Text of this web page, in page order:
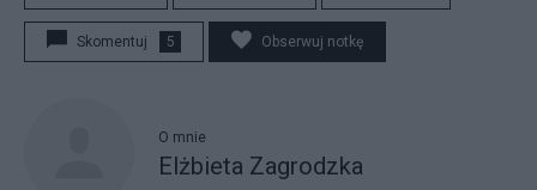
Skomentuj 5 Obserwuj notkę
O mnie
Elżbieta Zagrodzka